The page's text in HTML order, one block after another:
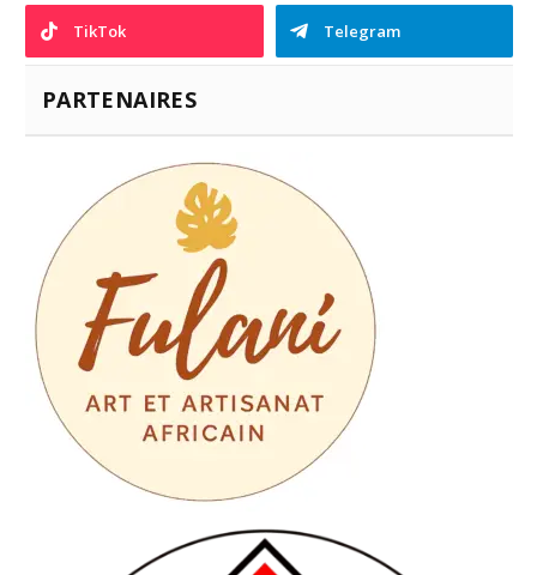
TikTok Telegram
PARTENAIRES